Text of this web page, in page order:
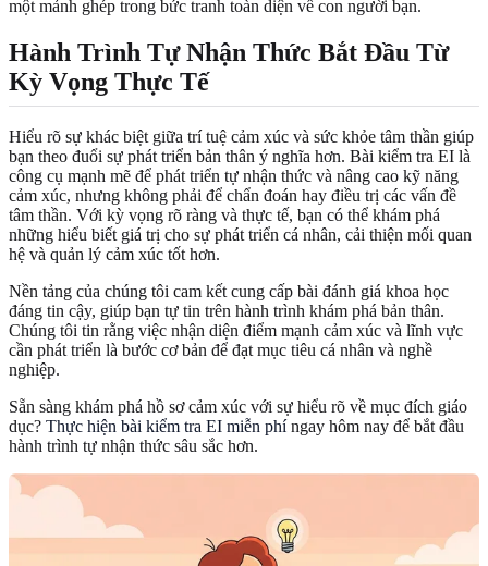
một mảnh ghép trong bức tranh toàn diện về con người bạn.
Hành Trình Tự Nhận Thức Bắt Đầu Từ
Kỳ Vọng Thực Tế
Hiểu rõ sự khác biệt giữa trí tuệ cảm xúc và sức khỏe tâm thần giúp
bạn theo đuổi sự phát triển bản thân ý nghĩa hơn. Bài kiểm tra EI là
công cụ mạnh mẽ để phát triển tự nhận thức và nâng cao kỹ năng
cảm xúc, nhưng không phải để chẩn đoán hay điều trị các vấn đề
tâm thần. Với kỳ vọng rõ ràng và thực tế, bạn có thể khám phá
những hiểu biết giá trị cho sự phát triển cá nhân, cải thiện mối quan
hệ và quản lý cảm xúc tốt hơn.
Nền tảng của chúng tôi cam kết cung cấp bài đánh giá khoa học
đáng tin cậy, giúp bạn tự tin trên hành trình khám phá bản thân.
Chúng tôi tin rằng việc nhận diện điểm mạnh cảm xúc và lĩnh vực
cần phát triển là bước cơ bản để đạt mục tiêu cá nhân và nghề
nghiệp.
Sẵn sàng khám phá hồ sơ cảm xúc với sự hiểu rõ về mục đích giáo
dục? Thực hiện bài kiểm tra EI miễn phíngay hôm nay để bắt đầu
hành trình tự nhận thức sâu sắc hơn.